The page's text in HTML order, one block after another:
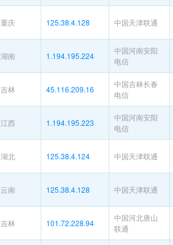
重庆 125.38.4.128 中国天津联通
湖南 1.194.195.224
中国河南安阳
电信
吉林 45.116.209.16
中国吉林长春
电信
江西 1.194.195.223
中国河南安阳
电信
湖北 125.38.4.124 中国天津联通
云南 125.38.4.128 中国天津联通
吉林 101.72.228.94
中国河北唐山
联通